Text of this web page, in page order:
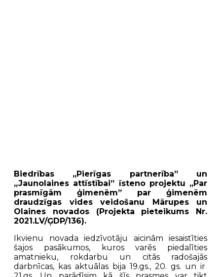
Biedrības „Pierīgas partnerība” un
„Jaunolaines attīstībai” īsteno projektu „Par
prasmīgām ģimenēm” par ģimenēm
draudzīgas vides veidošanu Mārupes un
Olaines novados (Projekta pieteikums Nr.
2021.LV/ĢDP/136).
Ikvienu novada iedzīvotāju aicinām iesaistīties
šajos pasākumos, kuros varēs piedalīties
amatnieku, rokdarbu un citās radošajās
darbnīcas, kas aktuālas bija 19.gs., 20. gs. un ir